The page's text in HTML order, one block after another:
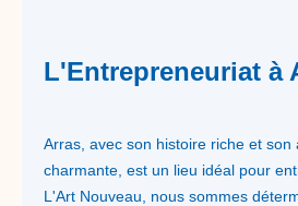
L'Entrepreneuriat à
Arras, avec son histoire riche et son
charmante, est un lieu idéal pour
L'Art Nouveau, nous sommes